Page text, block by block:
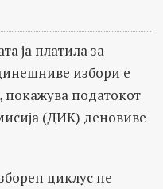
ја платила за
избори е
покажува податокот
(ДИК) деновиве
циклус не